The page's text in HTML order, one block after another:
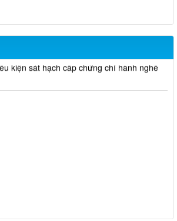
giá hồ sơ đề nghị cấp chứng chỉ hành
kiện sát hạch cấp chứng chỉ hành nghề